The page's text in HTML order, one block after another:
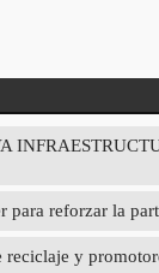
para reforzar la
y